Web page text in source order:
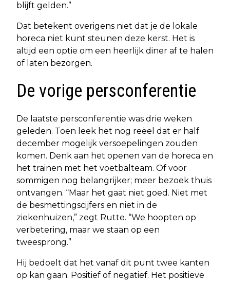
blijft gelden.”
Dat betekent overigens niet dat je de lokale
horeca niet kunt steunen deze kerst. Het is
altijd een optie om een heerlijk diner af te halen
of laten bezorgen.
De vorige persconferentie
De laatste persconferentie was drie weken
geleden. Toen leek het nog reëel dat er half
december mogelijk versoepelingen zouden
komen. Denk aan het openen van de horeca en
het trainen met het voetbalteam. Of voor
sommigen nog belangrijker; meer bezoek thuis
ontvangen. “Maar het gaat niet goed. Niet met
de besmettingscijfers en niet in de
ziekenhuizen,” zegt Rutte. “We hoopten op
verbetering, maar we staan op een
tweesprong.”
Hij bedoelt dat het vanaf dit punt twee kanten
op kan gaan. Positief of negatief. Het positieve